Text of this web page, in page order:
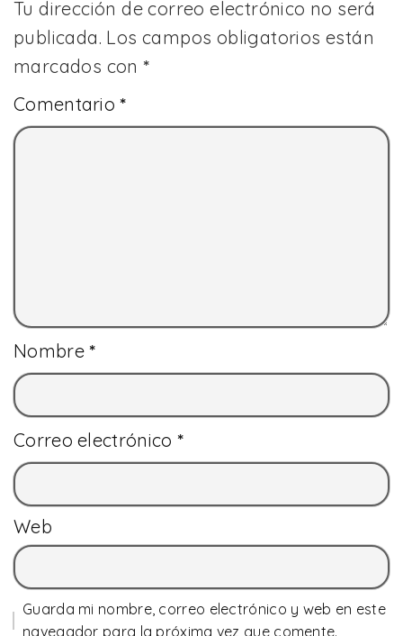
Tu dirección de correo electrónico no será
publicada. Los campos obligatorios están
marcados con*
Comentario*
Nombre*
Correo electrónico *
Web
Guarda mi nombre, correo electrónico y web en este
navegador para la próxima vez que comente.